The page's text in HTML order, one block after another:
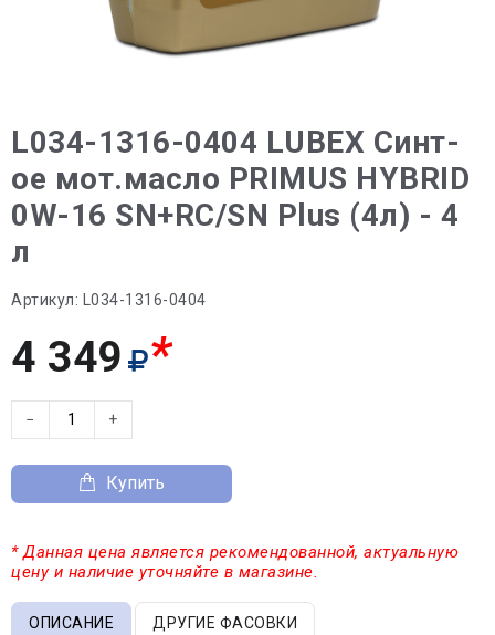
L034-1316-0404 LUBEX Синт-
ое мот.масло PRIMUS HYBRID
0W-16 SN+RC/SN Plus (4л) - 4
л
Артикул: L034-1316-0404
4 349 *
− +
Купить
* Данная цена является рекомендованной, актуальную
цену и наличие уточняйте в магазине.
ОПИСАНИЕ ДРУГИЕ ФАСОВКИ